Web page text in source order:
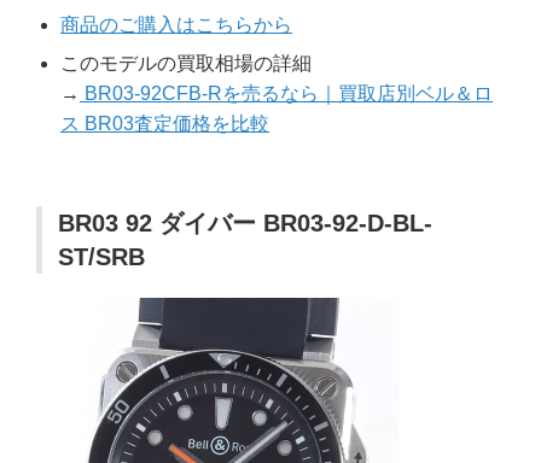
商品のご購入はこちらから
このモデルの買取相場の詳細
→ BR03-92CFB-Rを売るなら｜買取店別ベル＆ロ
ス BR03査定価格を比較
BR03 92 ダイバー BR03-92-D-BL-
ST/SRB